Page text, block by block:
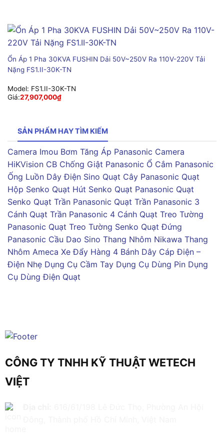
Ổn Áp 1 Pha 30KVA FUSHIN Dải 50V~250V Ra 110V-220V Tải
Nặng FS1.II-30K-TN
Model: FS1.II-30K-TN
Giá:27,907,000₫
SẢN PHẨM HAY TÌM KIẾM
Camera Imou Bơm Tăng Áp Panasonic Camera
HiKVision CB Chống Giật Panasonic Ổ Cắm Panasonic
Ống Luồn Dây Điện Sino Quạt Cây Panasonic Quạt
Hộp Senko Quạt Hút Senko Quạt Panasonic Quạt
Senko Quạt Trần Panasonic Quạt Trần Panasonic 3
Cánh Quạt Trần Panasonic 4 Cánh Quạt Treo Tường
Panasonic Quạt Treo Tường Senko Quạt Đứng
Panasonic Cầu Dao Sino Thang Nhôm Nikawa Thang
Nhôm Ameca Xe Đẩy Hàng 4 Bánh Dây Cáp Điện –
Điện Nhẹ Dụng Cụ Cầm Tay Dụng Cụ Dùng Pin Dụng
Cụ Dùng Điện Quạt
CÔNG TY TNHH KỸ THUẬT WETECH
VIỆT